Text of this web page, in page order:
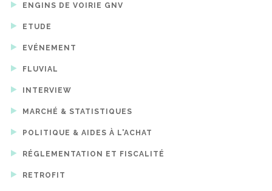
ENGINS DE VOIRIE GNV
ETUDE
EVÉNEMENT
FLUVIAL
INTERVIEW
MARCHÉ & STATISTIQUES
POLITIQUE & AIDES À L'ACHAT
RÉGLEMENTATION ET FISCALITÉ
RETROFIT